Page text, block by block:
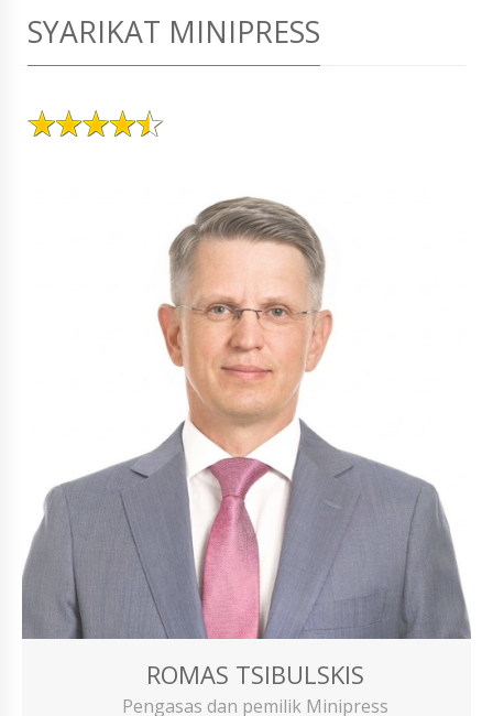
SYARIKAT MINIPRESS
ROMAS TSIBULSKIS
Pengasas dan pemilik Minipress